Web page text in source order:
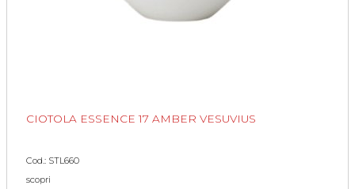
CIOTOLA ESSENCE 17 AMBER VESUVIUS
Cod.: STL660
scopri